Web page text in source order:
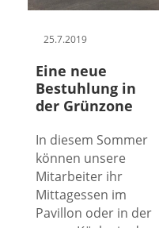
25.7.2019
Eine neue
Bestuhlung in
der Grünzone
In diesem Sommer
können unsere
Mitarbeiter ihr
Mittagessen im
Pavillon oder in der